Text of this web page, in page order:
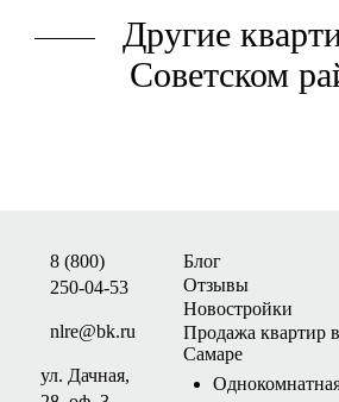
Другие
Советском
8 (800)
250-04-53
nlre@bk.ru
ул. Дачная,
Блог
Отзывы
Новостройки
Продажа квартир в
Самаре